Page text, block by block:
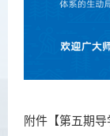
附件【第五期